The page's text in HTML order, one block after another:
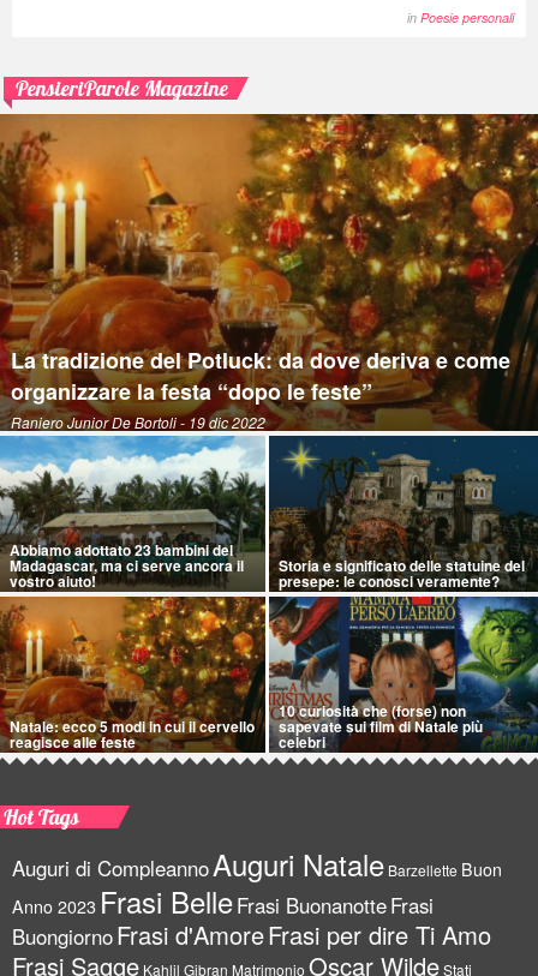
in Poesie personali
PensieriParole Magazine
La tradizione del Potluck: da dove deriva e come
organizzare la festa “dopo le feste”
Raniero Junior De Bortoli- 19 dic 2022
Abbiamo adottato 23 bambini del
Madagascar, ma ci serve ancora il
vostro aiuto!
Storia e significato delle statuine del
presepe: le conosci veramente?
Natale: ecco 5 modi in cui il cervello
reagisce alle feste
10 curiosità che (forse) non
sapevate sui film di Natale più
celebri
Hot Tags
Auguri di CompleannoAuguri Natale Barzellette Buon
Anno 2023 Frasi BelleFrasi BuonanotteFrasi
BuongiornoFrasi d'AmoreFrasi per dire Ti Amo
Frasi Sagge Kahlil Gibran Matrimonio Oscar WildeStati